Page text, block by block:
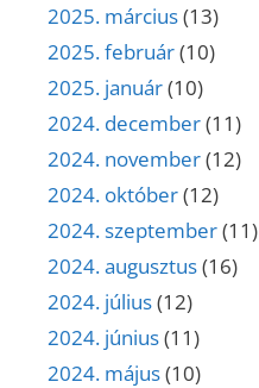
2025. március(13)
2025. február(10)
2025. január(10)
2024. december(11)
2024. november(12)
2024. október(12)
2024. szeptember(11)
2024. augusztus(16)
2024. július(12)
2024. június(11)
2024. május(10)